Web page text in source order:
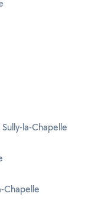
la-Chapelle
Chapelle